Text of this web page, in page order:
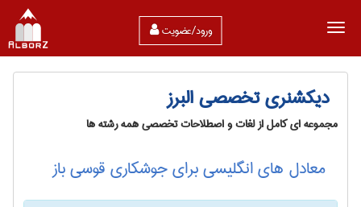
ورود/عضویت
دیکشنری تخصصی البرز
مجموعه ای کامل از لغات و اصطلاحات تخصصی همه رشته ها
معادل های انگلیسی برای جوشکاری قوسی باز